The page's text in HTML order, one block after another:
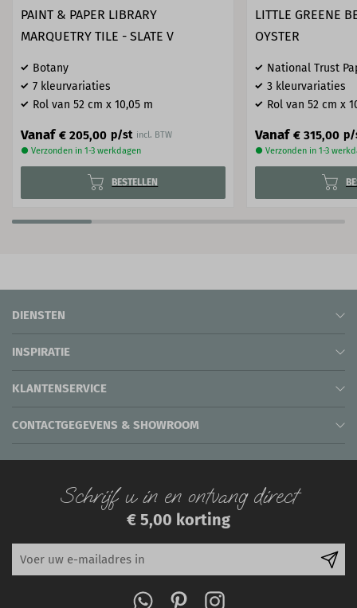
PAINT & PAPER LIBRARY
MARQUETRY TILE - SLATE V
Botany
7 kleurvariaties
Rol van 52 cm x 10,05 m
Vanaf € 205,00 p/st incl. BTW
● Verzonden in 1-3 werkdagen
BESTELLEN
LITTLE GREENE
OYSTER
National Trust
3 kleurvariaties
Rol van 52 cm x
Vanaf € 315,00 p/
● Verzonden in 1-3
DIENSTEN
INSPIRATIE
KLANTENSERVICE
CONTACTGEGEVENS & SHOWROOM
Schrijf u in en ontvang direct
€ 5,00 korting